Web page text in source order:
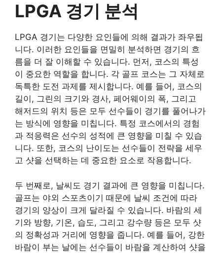
LPGA 경기 분석
LPGA 경기는 다양한 요인들에 의해 결과가 좌우됩
니다. 이러한 요인들을 면밀히 분석하면 경기의 흐
름을 더 잘 이해할 수 있습니다. 먼저, 코스의 특성
이 중요한 역할을 합니다. 각 골프 코스는 그 자체로
독특한 도전 과제를 제시합니다. 예를 들어, 코스의
길이, 그린의 크기와 경사, 페어웨이의 폭, 그리고
해저드의 위치 등은 모두 선수들이 경기를 풀어나가
는 방식에 영향을 미칩니다. 특정 코스에서의 경험
과 적응력은 선수의 성적에 큰 영향을 미칠 수 있습
니다. 또한, 코스의 난이도는 선수들이 전략을 세우
고 샷을 선택하는 데 중요한 요소로 작용합니다.
두 번째로, 날씨도 경기 결과에 큰 영향을 미칩니다.
골프는 야외 스포츠이기 때문에 날씨 조건에 따라
경기의 양상이 크게 달라질 수 있습니다. 바람의 세
기와 방향, 기온, 습도, 그리고 강수량 등은 모두 샷
의 정확성과 거리에 영향을 줍니다. 예를 들어, 강한
바람이 부는 날에는 선수들이 바람을 계산하여 샷을